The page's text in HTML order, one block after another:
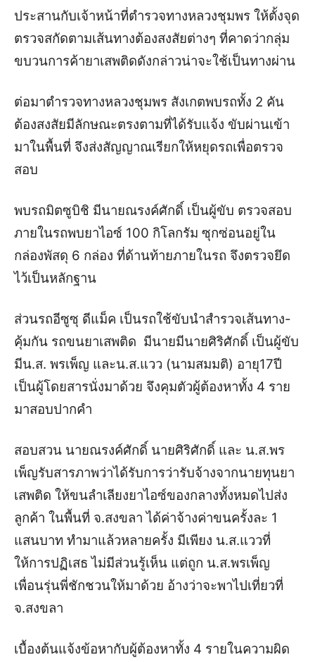
ประสานกับเจ้าหน้าที่ตำรวจทางหลวงชุมพร ให้ตั้งจุด
ตรวจสกัดตามเส้นทางต้องสงสัยต่างๆ ที่คาดว่ากลุ่ม
ขบวนการค้ายาเสพติดดังกล่าวน่าจะใช้เป็นทางผ่าน
ต่อมาตำรวจทางหลวงชุมพร สังเกตพบรถทั้ง 2 คัน
ต้องสงสัยมีลักษณะตรงตามที่ได้รับแจ้ง ขับผ่านเข้า
มาในพื้นที่ จึงส่งสัญญาณเรียกให้หยุดรถเพื่อตรวจ
สอบ
พบรถมิตซูบิชิ มีนายณรงค์ศักดิ์ เป็นผู้ขับ ตรวจสอบ
ภายในรถพบยาไอซ์ 100 กิโลกรัม ซุกซ่อนอยู่ใน
กล่องพัสดุ 6 กล่อง ที่ด้านท้ายภายในรถ จึงตรวจยึด
ไว้เป็นหลักฐาน
ส่วนรถอีซูซุ ดีแม็ค เป็นรถใช้ขับนำสำรวจเส้นทาง-
คุ้มกัน รถขนยาเสพติด มีนายมีนายศิริศักดิ์ เป็นผู้ขับ
มีน.ส. พรเพ็ญ และน.ส.แวว (นามสมมติ) อายุ17ปี
เป็นผู้โดยสารนั่งมาด้วย จึงคุมตัวผู้ต้องหาทั้ง 4 ราย
มาสอบปากคำ
สอบสวน นายณรงค์ศักดิ์ นายศิริศักดิ์ และ น.ส.พร
เพ็ญรับสารภาพว่าได้รับการว่ารับจ้างจากนายทุนยา
เสพติด ให้ขนลำเลียงยาไอซ์ของกลางทั้งหมดไปส่ง
ลูกค้า ในพื้นที่ จ.สงขลา ได้ค่าจ้างค่าขนครั้งละ 1
แสนบาท ทำมาแล้วหลายครั้ง มีเพียง น.ส.แววที่
ให้การปฏิเสธ ไม่มีส่วนรู้เห็น แต่ถูก น.ส.พรเพ็ญ
เพื่อนรุ่นพี่ชักชวนให้มาด้วย อ้างว่าจะพาไปเที่ยวที่
จ.สงขลา
เบื้องต้นแจ้งข้อหากับผู้ต้องหาทั้ง 4 รายในความผิด